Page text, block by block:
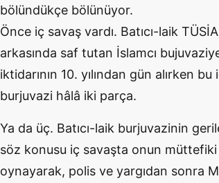
bölündükçe bölünüyor.
Önce iç savaş vardı. Batıcı-laik
arkasında saf tutan İslamcı
iktidarının 10. yılından gün alırken
burjuvazi hâlâ iki parça.
Ya da üç. Batıcı-laik burjuvazinin
söz konusu iç savaşta onun müttefiki
oynayarak, polis ve yargıdan sonra